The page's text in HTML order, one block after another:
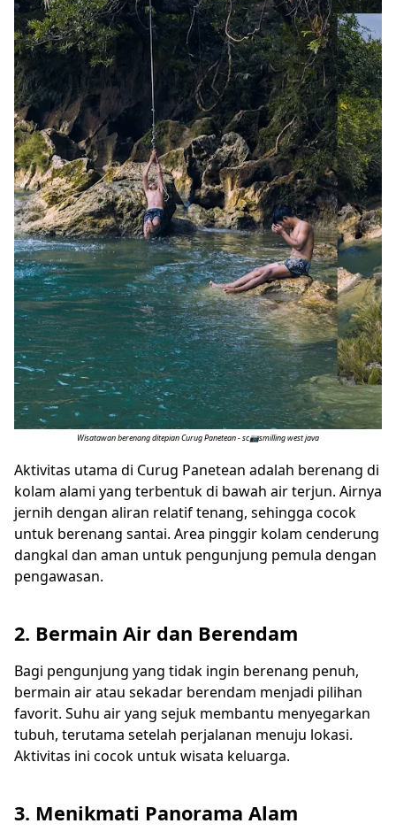
Wisatawan berenang ditepian Curug Panetean - sc📷smilling west java
Aktivitas utama di Curug Panetean adalah berenang di
kolam alami yang terbentuk di bawah air terjun. Airnya
jernih dengan aliran relatif tenang, sehingga cocok
untuk berenang santai. Area pinggir kolam cenderung
dangkal dan aman untuk pengunjung pemula dengan
pengawasan.
2. Bermain Air dan Berendam
Bagi pengunjung yang tidak ingin berenang penuh,
bermain air atau sekadar berendam menjadi pilihan
favorit. Suhu air yang sejuk membantu menyegarkan
tubuh, terutama setelah perjalanan menuju lokasi.
Aktivitas ini cocok untuk wisata keluarga.
3. Menikmati Panorama Alam